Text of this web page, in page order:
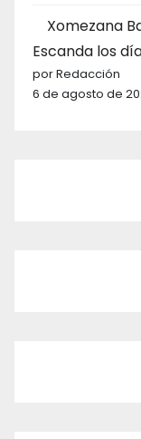
Xomezana
Escanda los
por Redacción
6 de agosto de